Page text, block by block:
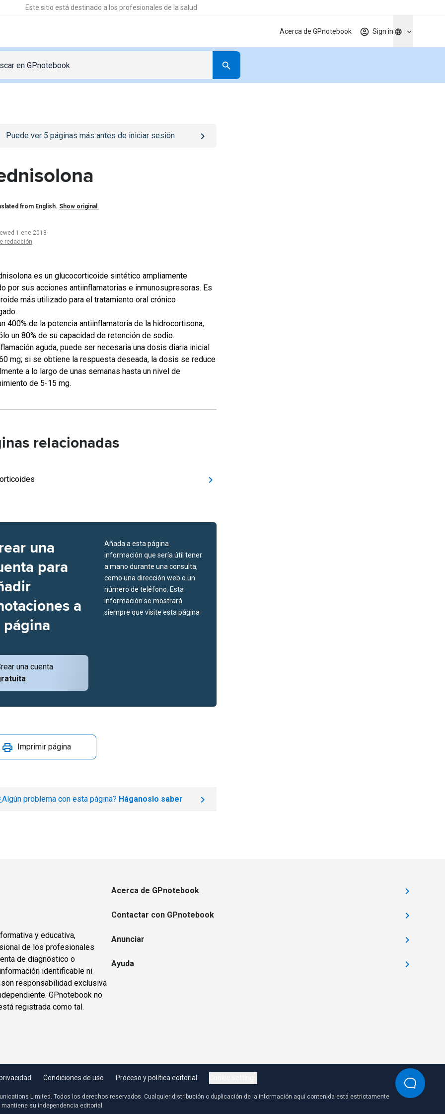
Este sitio está destinado a los profesionales de la salud
Acerca de GPnotebook Sign in
/iniciar-sesionpage
Puede ver 5 páginas más antes de iniciar sesión
from English. Show original.
1 ene 2018
redacción
es un glucocorticoide sintético ampliamente
por sus acciones antiinflamatorias e inmunosupresoras. Es
más utilizado para el tratamiento oral crónico
400% de la potencia antiinflamatoria de la hidrocortisona,
un 80% de su capacidad de retención de sodio.
aguda, puede ser necesaria una dosis diaria inicial
mg; si se obtiene la respuesta deseada, la dosis se reduce
a lo largo de unas semanas hasta un nivel de
de 5-15 mg.
relacionadas
una
para
a
página
una cuenta
Añada a esta página
información que sería útil tener
a mano durante una consulta,
como una dirección web o un
número de teléfono. Esta
información se mostrará
siempre que visite esta página
Imprimir página
problema con esta página? Háganoslo saber
y educativa,
de los profesionales
de diagnóstico o
identificable ni
responsabilidad exclusiva
GPnotebook no
registrada como tal.
Acerca de GPnotebook
Contactar con GPnotebook
Anunciar
Ayuda
Condiciones de uso Proceso y política editorial
Limited. Todos los derechos reservados. Cualquier distribución o duplicación de la información aquí contenida está estrictamente
su independencia editorial.